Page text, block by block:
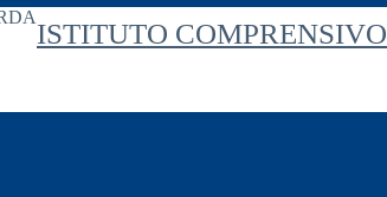
ISTITUTO COMPRENSIVO